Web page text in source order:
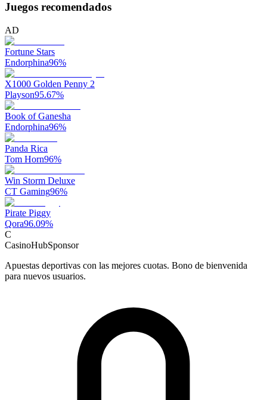
Juegos recomendados
AD
Fortune Stars
Endorphina96%
X1000 Golden Penny 2
Playson95.67%
Book of Ganesha
Endorphina96%
Panda Rica
Tom Horn96%
Win Storm Deluxe
CT Gaming96%
Pirate Piggy
Qora96.09%
C
CasinoHubSponsor
Apuestas deportivas con las mejores cuotas. Bono de bienvenida
para nuevos usuarios.